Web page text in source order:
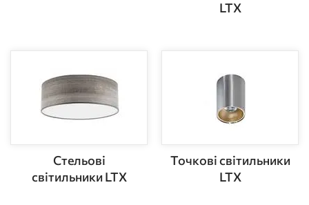
LTX
Стельові
світильники LTX
Точкові світильники
LTX